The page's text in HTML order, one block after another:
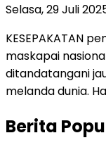
Selasa, 29 Juli
KESEPAKATAN
maskapai
ditandatangani
melanda dunia.
Berita